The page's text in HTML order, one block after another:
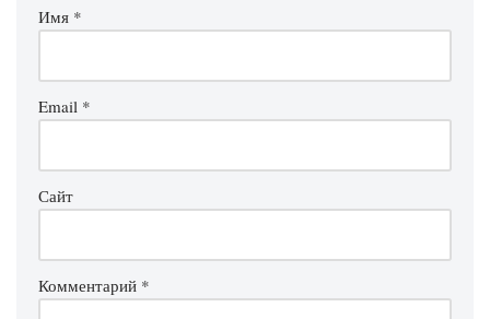
Имя *
Email *
Сайт
Комментарий *